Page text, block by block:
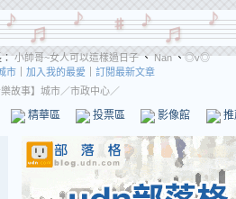
： 小帥哥~女人可以這樣過日子、 Nan、◎v◎
市 加入我的最愛
訂閱最新文章
樂故事】城市／市政中心／
精華區 投票區 影像館